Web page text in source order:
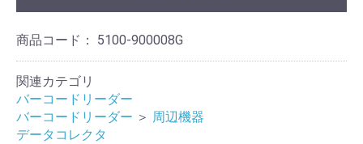
商品コード： 5100-900008G
関連カテゴリ
バーコードリーダー
バーコードリーダー ＞ 周辺機器
データコレクタ